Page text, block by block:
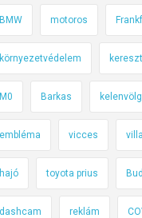
BMW motoros
környezetvédelem
M0 Barkas
embléma vicces
hajó toyota prius
dashcam reklám